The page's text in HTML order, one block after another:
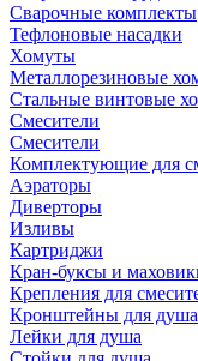
Сварочные комплекты
Тефлоновые насадки
Хомуты
Металлорезиновые
Стальные винтовые
Смесители
Смесители
Комплектующие для
Аэраторы
Диверторы
Изливы
Картриджи
Кран-буксы и
Крепления для
Кронштейны для душа
Лейки для душа